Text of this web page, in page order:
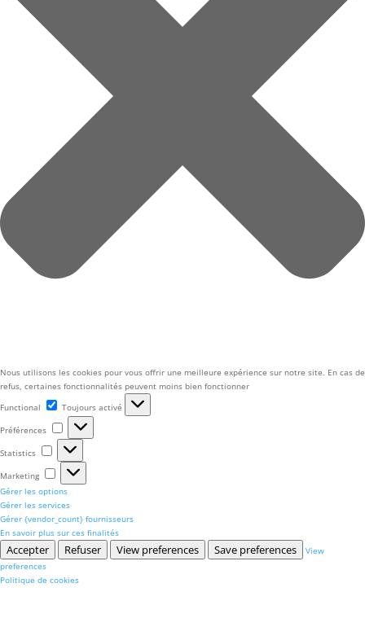
Nous utilisons les cookies pour vous offrir une meilleure expérience sur notre site. En cas de
refus, certaines fonctionnalités peuvent moins bien fonctionner
Functional
Toujours activé
Préférences
Préférences
Statistics
Statistics
Marketing
Marketing
Gérer les options
Gérer les services
Gérer {vendor_count} fournisseurs
En savoir plus sur ces finalités
Accepter Refuser View preferences Save preferences
View
preferences
Politique de cookies